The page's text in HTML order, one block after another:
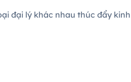
đại lý khác nhau thúc đẩy